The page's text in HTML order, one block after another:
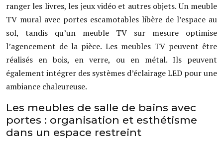
ranger les livres, les jeux vidéo et autres objets. Un meuble
TV mural avec portes escamotables libère de l’espace au
sol, tandis qu’un meuble TV sur mesure optimise
l’agencement de la pièce. Les meubles TV peuvent être
réalisés en bois, en verre, ou en métal. Ils peuvent
également intégrer des systèmes d’éclairage LED pour une
ambiance chaleureuse.
Les meubles de salle de bains avec
portes : organisation et esthétisme
dans un espace restreint